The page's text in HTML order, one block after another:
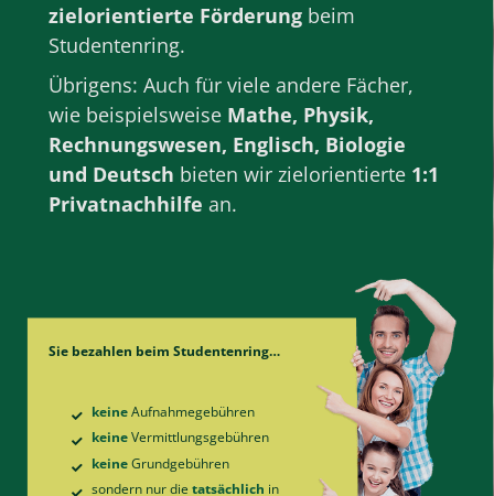
zielorientierte Förderung beim
Studentenring.
Übrigens: Auch für viele andere Fächer,
wie beispielsweise Mathe, Physik,
Rechnungswesen, Englisch, Biologie
und Deutsch bieten wir zielorientierte 1:1
Privatnachhilfe an.
Sie bezahlen beim Studentenring…
keineAufnahme­gebühren
keineVermittlungs­gebühren
keineGrund­gebühren
sondern nur die tatsächlich in